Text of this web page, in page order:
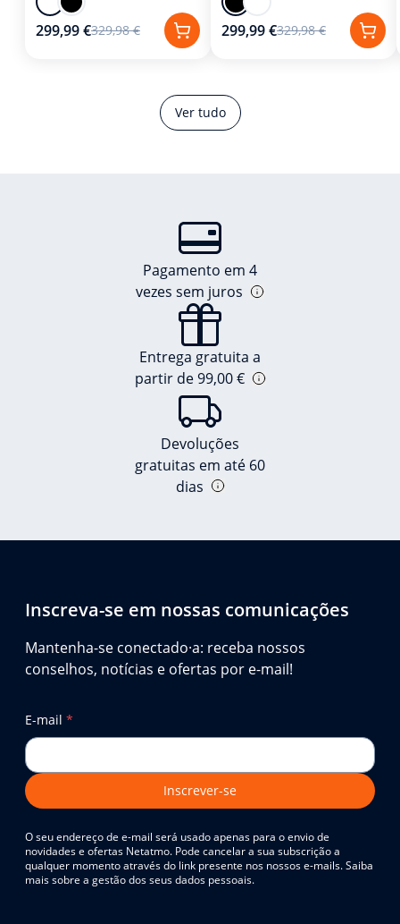
Ver tudo
299,99 €329,98 € 299,99 €329,98 €
Pagamento em 4
vezes sem juros
Entrega gratuita a
partir de 99,00 €
Devoluções
gratuitas em até 60
dias
Inscreva-se em nossas comunicações
Mantenha-se conectado·a: receba nossos
conselhos, notícias e ofertas por e-mail!
E-mail *
Inscrever-se
O seu endereço de e-mail será usado apenas para o envio de
novidades e ofertas Netatmo. Pode cancelar a sua subscrição a
qualquer momento através do link presente nos nossos e-mails. Saiba
mais sobre a gestão dos seus dados pessoais.